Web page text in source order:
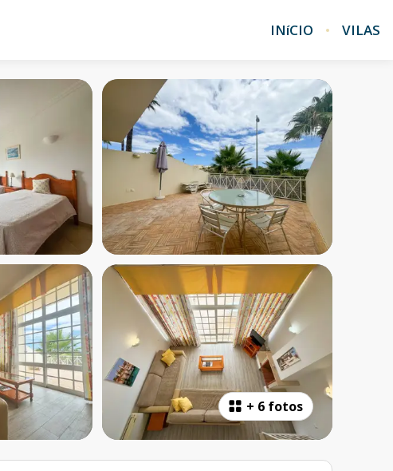
INíCIO VILAS
+ 6 fotos